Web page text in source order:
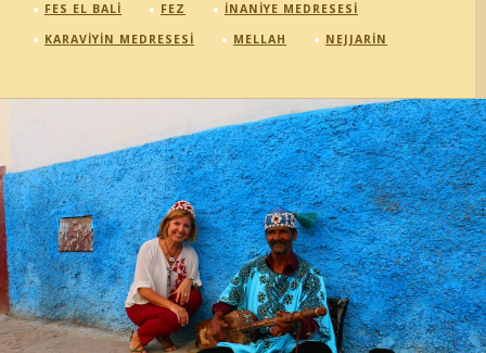
FES EL BALI
FEZ
INANIYE MEDRESESI
KARAVIYIN MEDRESESI
MELLAH NEJJARIN